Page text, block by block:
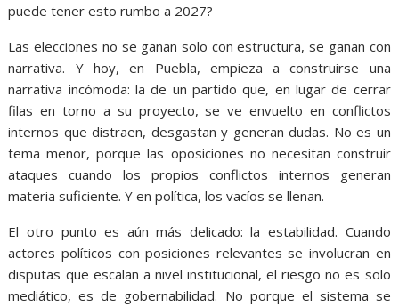
puede tener esto rumbo a 2027?
Las elecciones no se ganan solo con estructura, se ganan con
narrativa. Y hoy, en Puebla, empieza a construirse una
narrativa incómoda: la de un partido que, en lugar de cerrar
filas en torno a su proyecto, se ve envuelto en conflictos
internos que distraen, desgastan y generan dudas. No es un
tema menor, porque las oposiciones no necesitan construir
ataques cuando los propios conflictos internos generan
materia suficiente. Y en política, los vacíos se llenan.
El otro punto es aún más delicado: la estabilidad. Cuando
actores políticos con posiciones relevantes se involucran en
disputas que escalan a nivel institucional, el riesgo no es solo
mediático, es de gobernabilidad. No porque el sistema se